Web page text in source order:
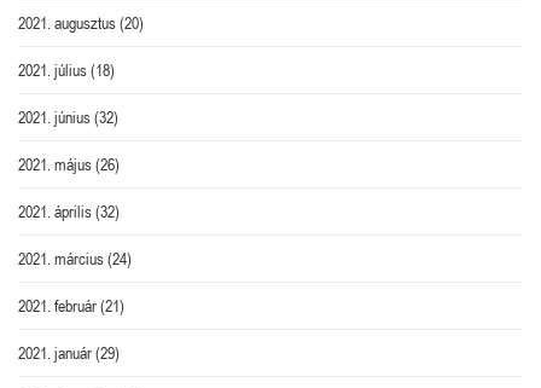
2021. augusztus(20)
2021. július(18)
2021. június(32)
2021. május(26)
2021. április(32)
2021. március(24)
2021. február(21)
2021. január(29)